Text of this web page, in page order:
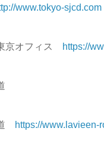
www.tokyo-sjcd.com
京オフィス https://
https://www.lavieen-